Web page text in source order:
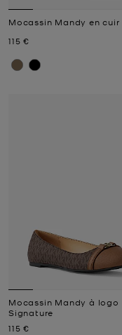
Mocassin Mandy en cuir
Prix actuel
115 €
Mocassin Mandy à logo
Signature
Prix actuel
115 €